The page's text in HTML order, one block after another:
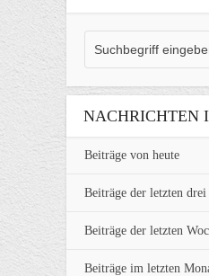
NACHRICHTEN
Beiträge von heute
Beiträge der letzten drei
Beiträge der letzten
Beiträge im letzten